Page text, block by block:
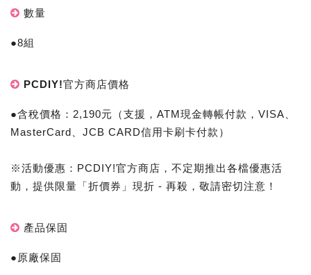
數量
●8組
PCDIY!官方商店價格
●含稅價格：2,190元（支援，ATM現金轉帳付款，VISA、
MasterCard、JCB CARD信用卡刷卡付款）
※活動優惠：PCDIY!官方商店，不定期推出各檔優惠活
動，提供限量「折價券」現折 - 再殺，敬請密切注意！
產品保固
●原廠保固